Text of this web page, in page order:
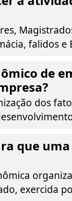
falidos
de
dos
que
exercida